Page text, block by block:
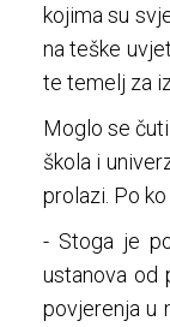
kojima su
na teške
te temelj za
Moglo se
škola i
prolazi. Po
- Stoga je
ustanova od
povjerenja u